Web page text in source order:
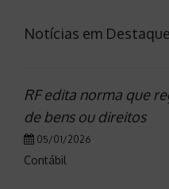
Notícias em Destaque
RF edita norma que
de bens ou direitos
05/01/2026
Contábil